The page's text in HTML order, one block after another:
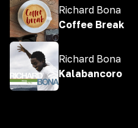
Richard Bona
Coffee Break
Richard Bona
Kalabancoro